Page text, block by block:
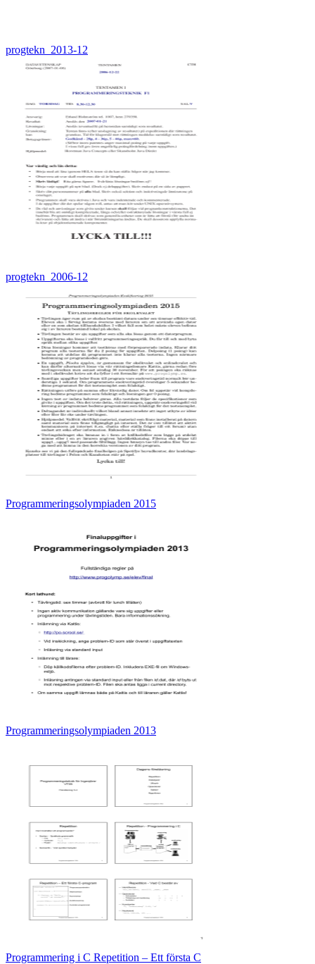
progtekn_2013-12
progtekn_2006-12
Programmeringsolympiaden 2015
Programmeringsolympiaden 2013
Programmering i C Repetition – Ett första C